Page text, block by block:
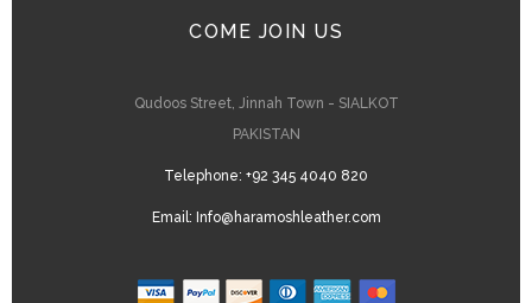
COME JOIN US
Qudoos Street, Jinnah Town - SIALKOT
PAKISTAN
Telephone: +92 345 4040 820
Email: Info@haramoshleather.com